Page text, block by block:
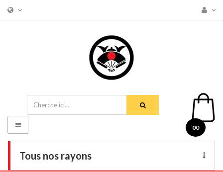
00
Tous nos rayons
Basculer
la
navigation